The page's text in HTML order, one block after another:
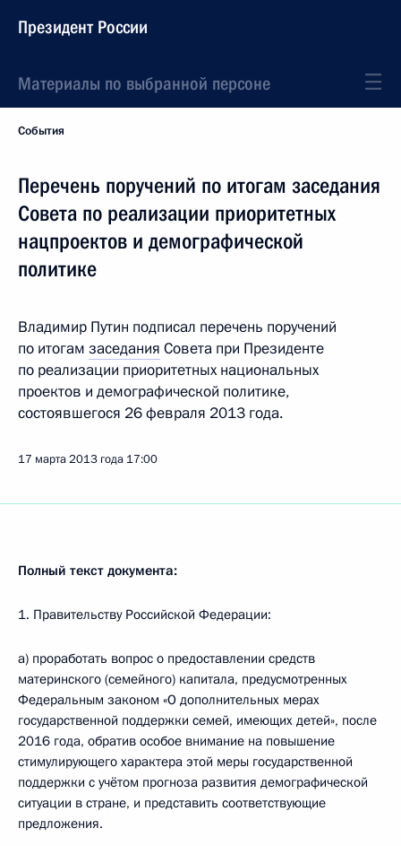
Президент России
Материалы по выбранной персоне
События
Перечень поручений по итогам заседания
Совета по реализации приоритетных
нацпроектов и демографической
политике
Владимир Путин подписал перечень поручений
по итогам заседания Совета при Президенте
по реализации приоритетных национальных
проектов и демографической политике,
состоявшегося 26 февраля 2013 года.
17 марта 2013 года 17:00
Полный текст документа:
1. Правительству Российской Федерации:
а) проработать вопрос о предоставлении средств
материнского (семейного) капитала, предусмотренных
Федеральным законом «О дополнительных мерах
государственной поддержки семей, имеющих детей», после
2016 года, обратив особое внимание на повышение
стимулирующего характера этой меры государственной
поддержки с учётом прогноза развития демографической
ситуации в стране, и представить соответствующие
предложения.